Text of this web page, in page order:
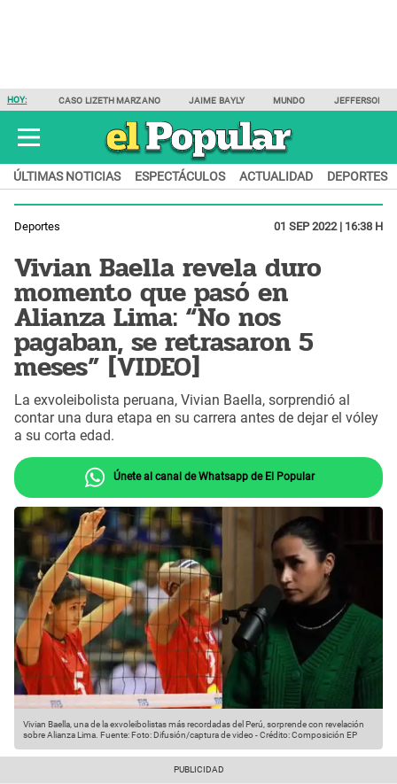
HOY: CASO LIZETH MARZANO JAIME BAYLY MUNDO JEFFERSON
ÚLTIMAS NOTICIAS ESPECTÁCULOS ACTUALIDAD DEPORTES
Deportes 01 SEP 2022 | 16:38 H
Vivian Baella revela duro
momento que pasó en
Alianza Lima: “No nos
pagaban, se retrasaron 5
meses” [VIDEO]
La exvoleibolista peruana, Vivian Baella, sorprendió al
contar una dura etapa en su carrera antes de dejar el vóley
a su corta edad.
Únete al canal de Whatsapp de El Popular
Vivian Baella, una de la exvoleibolistas más recordadas del Perú, sorprende con revelación
sobre Alianza Lima. Fuente: Foto: Difusión/captura de video-Crédito: Composición EP